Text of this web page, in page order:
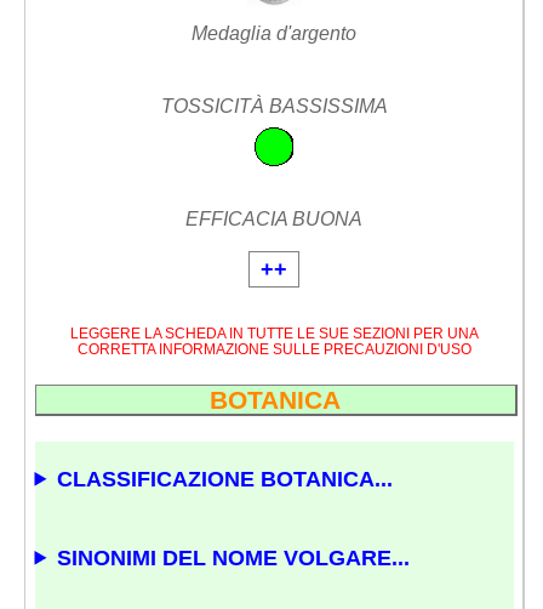
Medaglia d'argento
TOSSICITÀ BASSISSIMA
EFFICACIA BUONA
++
LEGGERE LA SCHEDA IN TUTTE LE SUE SEZIONI PER UNA
CORRETTA INFORMAZIONE SULLE PRECAUZIONI D'USO
BOTANICA
CLASSIFICAZIONE BOTANICA...
SINONIMI DEL NOME VOLGARE...